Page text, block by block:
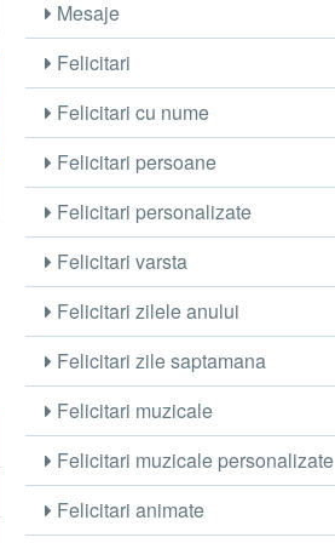
Mesaje
Felicitari
Felicitari cu nume
Felicitari persoane
Felicitari personalizate
Felicitari varsta
Felicitari zilele anului
Felicitari zile saptamana
Felicitari muzicale
Felicitari muzicale personalizate
Felicitari animate